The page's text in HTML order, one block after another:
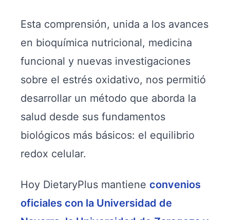
Esta comprensión, unida a los avances
en bioquímica nutricional, medicina
funcional y nuevas investigaciones
sobre el estrés oxidativo, nos permitió
desarrollar un método que aborda la
salud desde sus fundamentos
biológicos más básicos: el equilibrio
redox celular.
Hoy DietaryPlus mantiene convenios
oficiales con la Universidad de